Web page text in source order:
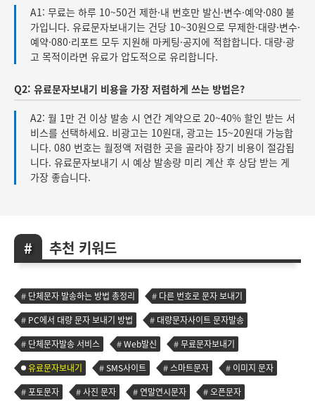
A1: 무료는 하루 10~50건 제한·내 번호만 발신·변수·예약·080 불
가입니다. 유료문자보내기는 건당 10~30원으로 무제한·대량·변수·
예약·080·리포트 모두 지원해 마케팅·공지에 적합합니다. 대량·광
고 목적이라면 유료가 압도적으로 유리합니다.
Q2: 유료문자보내기 비용을 가장 저렴하게 쓰는 방법은?
A2: 월 1만 건 이상 발송 시 연간 계약으로 20~40% 할인 받는 서
비스를 선택하세요. 비광고는 10원대, 광고는 15~20원대 가능합
니다. 080 번호는 월정액 저렴한 곳을 골라야 장기 비용이 절감됩
니다. 유료문자보내기 시 예상 발송량 미리 계산 후 상담 받는 게
가장 좋습니다.
추천 키워드
단체문자 발송하는 방법 총정리
다른 번호로 문자 보내기
PC에서 대량 문자 보내기 방법
대량문자사이트 문자발송
단체문자발송 서비스
Web발신
무료문자보내기
유료문자보내기
SMS사이트 스마트문자
이미지 문자
포토문자
사진 문자 연말연시문자 오픈문자